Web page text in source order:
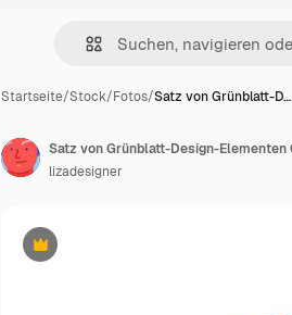
Startseite/Stock/Fotos/Satz von Grünblatt-D…
Premium
lizadesigner